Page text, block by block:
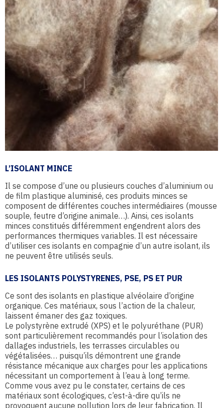
L’ISOLANT MINCE
Il se compose d’une ou plusieurs couches d’aluminium ou
de film plastique aluminisé, ces produits minces se
composent de différentes couches intermédiaires (mousse
souple, feutre d’origine animale…). Ainsi, ces isolants
minces constitués différemment engendrent alors des
performances thermiques variables. Il est nécessaire
d’utiliser ces isolants en compagnie d’un autre isolant, ils
ne peuvent être utilisés seuls.
LES ISOLANTS POLYSTYRENES, PSE, PS ET PUR
Ce sont des isolants en plastique alvéolaire d’origine
organique. Ces matériaux, sous l’action de la chaleur,
laissent émaner des gaz toxiques.
Le polystyrène extrudé (XPS) et le polyuréthane (PUR)
sont particulièrement recommandés pour l’isolation des
dallages industriels, les terrasses circulables ou
végétalisées… puisqu’ils démontrent une grande
résistance mécanique aux charges pour les applications
nécessitant un comportement à l’eau à long terme.
Comme vous avez pu le constater, certains de ces
matériaux sont écologiques, c’est-à-dire qu’ils ne
provoquent aucune pollution lors de leur fabrication. Il